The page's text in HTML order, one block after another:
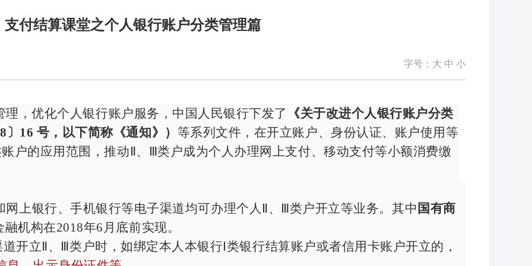
支付结算课堂之个人银行账户分类管理篇
字号： 大 中 小
，优化个人银行账户服务，中国人民银行下发了
《关于改进个人银行账户分类
〕 16 号，以下简称《通知》） 等系列文件 ，在开立账户、身份认证、账户使用等
户的应用范围，推动Ⅱ、Ⅲ类户成为个人办理网上支付、移动支付等小额消费缴
网上银行、手机银行等电子渠道均可办理个人Ⅱ、Ⅲ类户开立等业务。其中 国有商
融机构在2018年6 月底前实现。
开立Ⅱ、Ⅲ类户时，如绑定本人本银行Ⅰ类银行结算账户或者信用卡账户开立的，